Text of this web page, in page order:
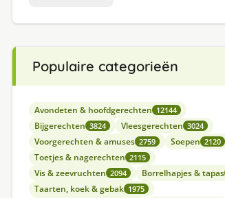
Populaire categorieën
Avondeten & hoofdgerechten 12144
Bijgerechten 3824 Vleesgerechten 3024
Voorgerechten & amuses 2759 Soepen 2120
Toetjes & nagerechten 2115
Vis & zeevruchten 2094 Borrelhapjes & tapas
Taarten, koek & gebak 1975